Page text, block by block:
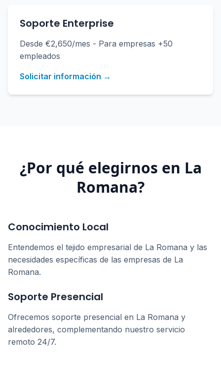
Soporte Enterprise
Desde €2,650/mes - Para empresas +50
empleados
Solicitar información →
¿Por qué elegirnos en La
Romana?
Conocimiento Local
Entendemos el tejido empresarial de La Romana y las
necesidades específicas de las empresas de La
Romana.
Soporte Presencial
Ofrecemos soporte presencial en La Romana y
alrededores, complementando nuestro servicio
remoto 24/7.